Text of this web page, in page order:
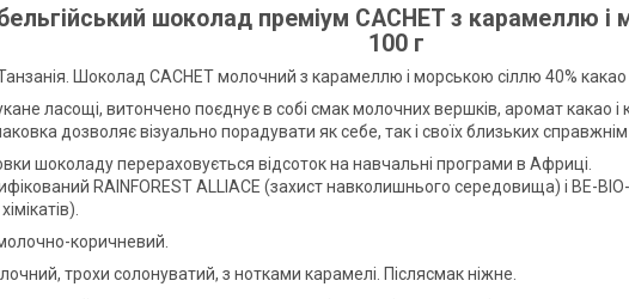
шоколад преміум CACHET з карамеллю
100 г
Танзанія. Шоколад CACHET молочний з карамеллю і морською сіллю 40% какао
ласощі, витончено поєднує в собі смак молочних вершків, аромат какао
дозволяє візуально порадувати як себе, так і своїх близьких
шоколаду перераховується відсоток на навчальні програми в Африці.
RAINFOREST ALLIACE (захист навколишнього середовища) і BE-
коричневий.
трохи солонуватий, з нотками карамелі. Післясмак ніжне.